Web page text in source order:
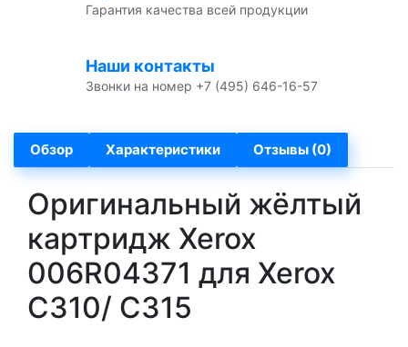
Гарантия качества всей продукции
Наши контакты
Звонки на номер +7 (495) 646-16-57
Обзор Характеристики Отзывы (0)
Оригинальный жёлтый
картридж Xerox
006R04371 для Xerox
C310/ C315